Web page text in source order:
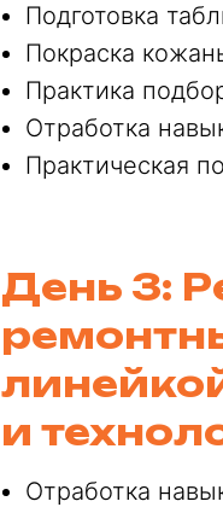
Подготовка
Покраска
Практика
Отработка
Практическая
День 3:
и
Отработка